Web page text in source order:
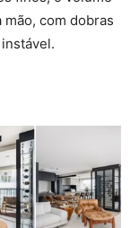
com dobras